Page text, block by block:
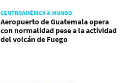
CENTROAMÉRICA & MUNDO
Aeropuerto de Guatemala opera
con normalidad pese a la actividad
del volcán de Fuego